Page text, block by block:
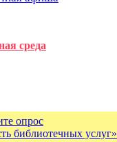
среда
опрос
библиотечных услуг»